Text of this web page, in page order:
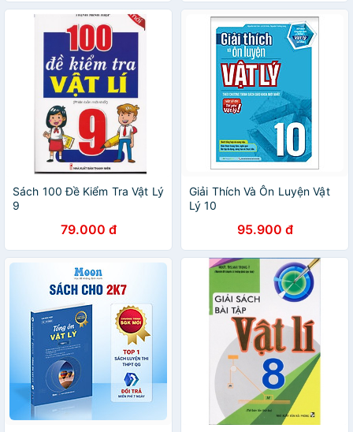
Sách 100 Đề Kiểm Tra Vật Lý
9
79.000 đ
Giải Thích Và Ôn Luyện Vật
Lý 10
95.900 đ